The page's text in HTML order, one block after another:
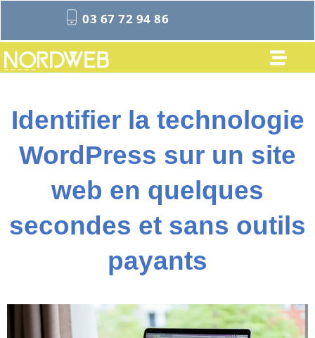
03 67 72 94 86
Identifier la technologie
WordPress sur un site
web en quelques
secondes et sans outils
payants